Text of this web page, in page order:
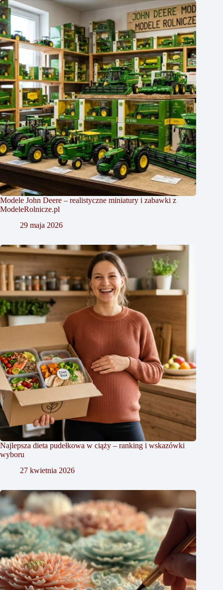
Modele John Deere – realistyczne miniatury i zabawki z
ModeleRolnicze.pl
29 maja 2026
Najlepsza dieta pudełkowa w ciąży – ranking i wskazówki
wyboru
27 kwietnia 2026